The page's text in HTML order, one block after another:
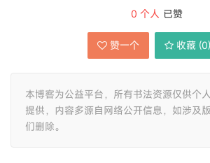
0 个人 已赞
赞一个 收藏 (0)
本博客为公益平台，所有书法资源仅供个
提供，内容多源自网络公开信息，如涉及
们删除。